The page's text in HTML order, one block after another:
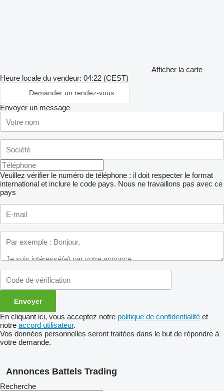
Afficher la carte
Heure locale du vendeur: 04:22 (CEST)
Demander un rendez-vous
Envoyer un message
Veuillez vérifier le numéro de téléphone : il doit respecter le format
international et inclure le code pays. Nous ne travaillons pas avec ce
pays
En cliquant ici, vous acceptez notre politique de confidentialité et
notre accord utilisateur.
Vos données personnelles seront traitées dans le but de répondre à
votre demande.
Annonces Battels Trading
Recherche